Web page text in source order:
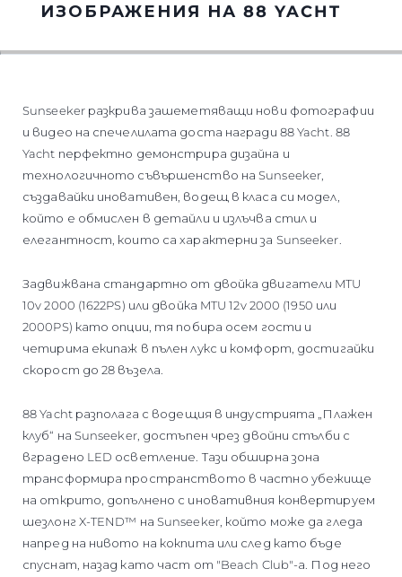
ОЦЕНЕТЕ ВАШАТА ЯХТА
ИЗОБРАЖЕНИЯ НА 88 YACHT
Sunseeker разкрива зашеметяващи нови фотографии
и видео на спечелилата доста награди 88 Yacht. 88
Yacht перфектно демонстрира дизайна и
технологичното съвършенство на Sunseeker,
създавайки иновативен, водещ в класа си модел,
който е обмислен в детайли и излъчва стил и
елегантност, които са характерни за Sunseeker.
Задвижвана стандартно от двойка двигатели MTU
10v 2000 (1622PS) или двойка MTU 12v 2000 (1950 или
2000PS) като опции, тя побира осем гости и
четирима екипаж в пълен лукс и комфорт, достигайки
скорост до 28 възела.
88 Yacht разполага с водещия в индустрията „Плажен
клуб“ на Sunseeker, достъпен чрез двойни стълби с
вградено LED осветление. Тази обширна зона
трансформира пространството в частно убежище
на открито, допълнено с иновативния конвертируем
шезлонг X-TEND™ на Sunseeker, който може да гледа
напред на нивото на кокпита или след като бъде
спуснат, назад като част от "Beach Club"-а. Под него